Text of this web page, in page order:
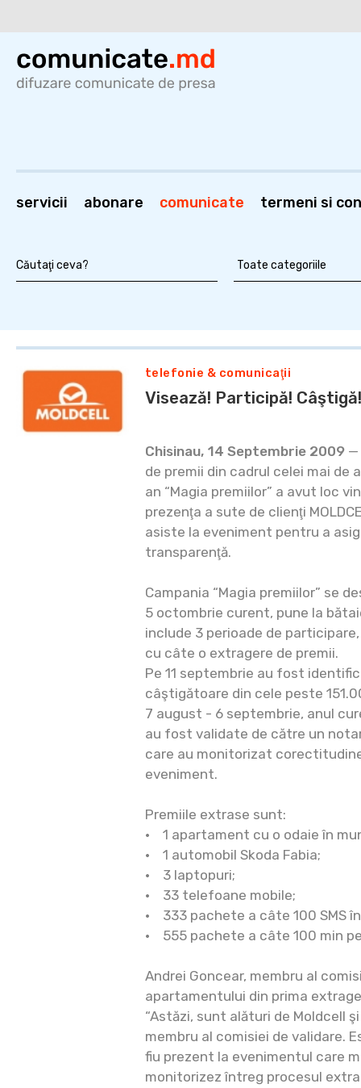
servicii abonare comunicate termeni si
telefonie & comunicaţii
Visează! Participă!
Chisinau, 14 Septembrie 2009 —
de premii din cadrul celei mai de
an “Magia premiilor” a avut loc
prezenţa a sute de clienţi
asiste la eveniment pentru a
transparenţă.
Campania “Magia premiilor” se
5 octombrie curent, pune la
include 3 perioade de
cu câte o extragere de premii.
Pe 11 septembrie au fost
câştigătoare din cele peste
7 august - 6 septembrie, anul
au fost validate de către un
care au monitorizat
eveniment.
Premiile extrase sunt:
• 1 apartament cu o odaie în
• 1 automobil Skoda Fabia;
• 3 laptopuri;
• 33 telefoane mobile;
• 333 pachete a câte 100 SMS
• 555 pachete a câte 100 min
Andrei Goncear, membru al
apartamentului din prima
“Astăzi, sunt alături de Moldcell
membru al comisiei de validare.
fiu prezent la evenimentul care
monitorizez întreg procesul